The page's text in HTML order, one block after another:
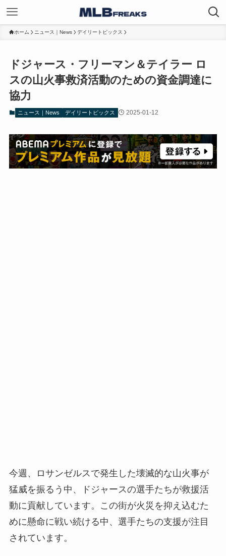
ホーム ニュース｜News デイリートピックス
ドジャース・フリーマン＆テイラー ロ
スの山火事救済活動のための資金調達に
協力
ニュース｜News デイリートピックス 2025-01-12
今週、ロサンゼルスで発生した壊滅的な山火事が
猛威を振るう中、ドジャースの選手たちが救援活
動に貢献しています。この街が火災を抑え込むた
めに懸命に戦い続ける中、選手たちの支援が注目
されています。